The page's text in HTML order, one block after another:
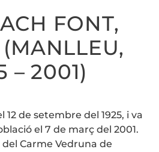
FONT,
– 2001)
12 de setembre del 1925, i va
el 7 de març del 2001.
del Carme Vedruna de